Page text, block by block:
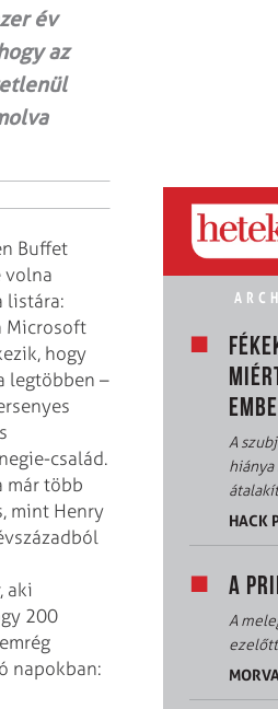
év
az
Buffet
volna
listára:
Microsoft
hogy
legtöbben –
család.
már több
mint Henry
aki
200
napokban:
A
hiánya
HACK
A
A